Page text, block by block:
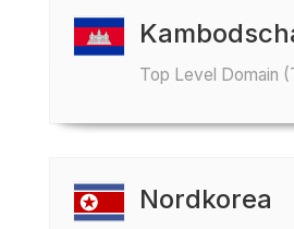
Top Level Domain
Nordkorea